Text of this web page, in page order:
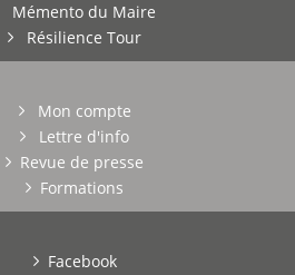
Mémento du Maire
Résilience Tour
Mon compte
Lettre d'info
Revue de presse
Formations
Facebook